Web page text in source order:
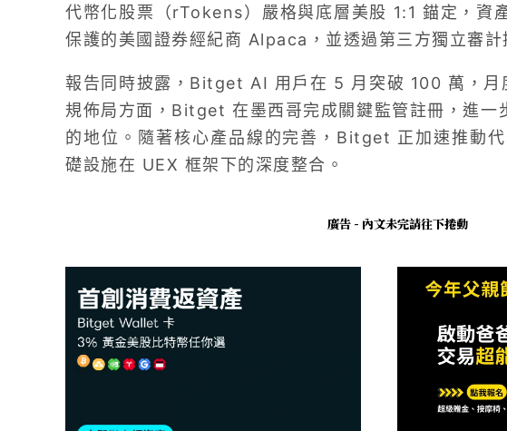
代幣化股票（rTokens）嚴格與底層美股 1:1 錨定，資
保護的美國證券經紀商 Alpaca，並透過第三方獨立審計
報告同時披露，Bitget AI 用戶在 5 月突破 100 萬，月
規佈局方面，Bitget 在墨西哥完成關鍵監管註冊，進一
的地位。隨著核心產品線的完善，Bitget 正加速推動
礎設施在 UEX 框架下的深度整合。
廣告 - 內文未完請往下捲動